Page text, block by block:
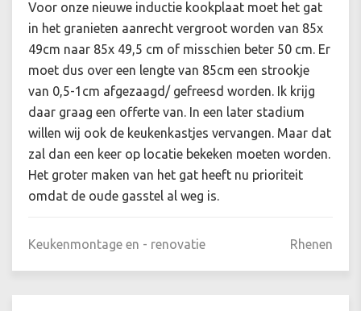
Voor onze nieuwe inductie kookplaat moet het gat
in het granieten aanrecht vergroot worden van 85x
49cm naar 85x 49,5 cm of misschien beter 50 cm. Er
moet dus over een lengte van 85cm een strookje
van 0,5-1cm afgezaagd/ gefreesd worden. Ik krijg
daar graag een offerte van. In een later stadium
willen wij ook de keukenkastjes vervangen. Maar dat
zal dan een keer op locatie bekeken moeten worden.
Het groter maken van het gat heeft nu prioriteit
omdat de oude gasstel al weg is.
Keukenmontage en - renovatie Rhenen